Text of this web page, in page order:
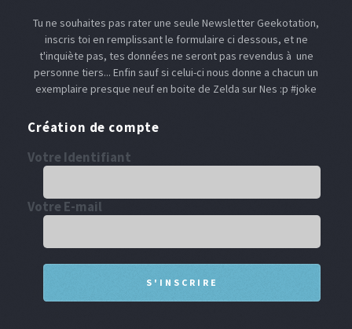
Tu ne souhaites pas rater une seule Newsletter Geekotation,
inscris toi en remplissant le formulaire ci dessous, et ne
t'inquiète pas, tes données ne seront pas revendus à une
personne tiers... Enfin sauf si celui-ci nous donne a chacun un
exemplaire presque neuf en boite de Zelda sur Nes :p #joke
Création de compte
Votre Identifiant
Votre E-mail